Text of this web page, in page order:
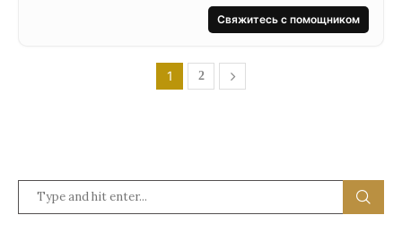
Свяжитесь с помощником
1 2